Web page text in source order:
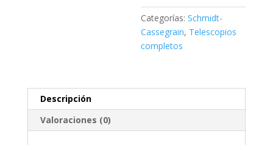
Categorías:Schmidt-
Cassegrain, Telescopios
completos
Descripción
Valoraciones (0)